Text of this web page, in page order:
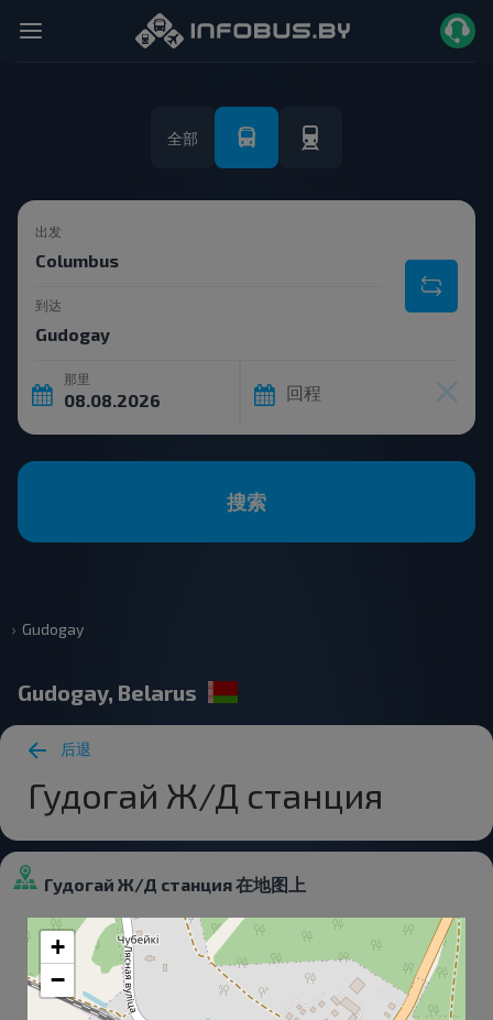
全部
出发
到达
那里
回程
搜索
Gudogay
Gudogay, Belarus
后退
Гудогай Ж/Д станция
Гудогай Ж/Д станция 在地图上
+
−